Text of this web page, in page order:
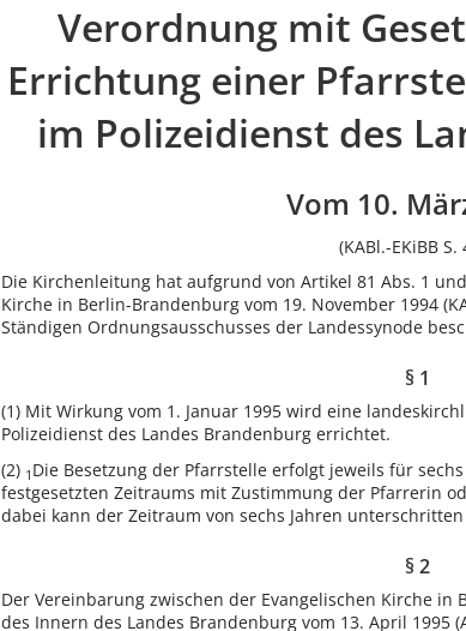
Verordnung mit
Errichtung einer
im Polizeidienst des
Vom 10.
(KABl.-EKiBB S.
Die Kirchenleitung hat aufgrund von Artikel 81 Abs. 1
Kirche in Berlin-Brandenburg vom 19. November 1994
Ständigen Ordnungsausschusses der Landessynode
§ 1
(1) Mit Wirkung vom 1. Januar 1995 wird eine
Polizeidienst des Landes Brandenburg errichtet.
(2) 1 Die Besetzung der Pfarrstelle erfolgt jeweils für sechs
festgesetzten Zeitraums mit Zustimmung der Pfarrerin
dabei kann der Zeitraum von sechs Jahren
§ 2
Der Vereinbarung zwischen der Evangelischen Kirche
des Innern des Landes Brandenburg vom 13. April 1995